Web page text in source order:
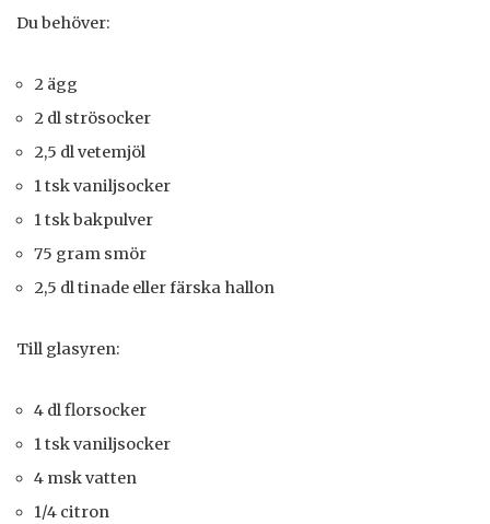
Du behöver:
2 ägg
2 dl strösocker
2,5 dl vetemjöl
1 tsk vaniljsocker
1 tsk bakpulver
75 gram smör
2,5 dl tinade eller färska hallon
Till glasyren:
4 dl florsocker
1 tsk vaniljsocker
4 msk vatten
1/4 citron